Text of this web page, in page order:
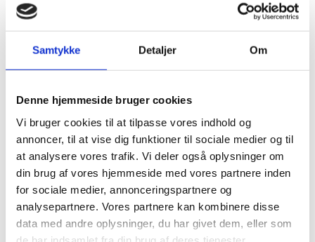
Samtykke Detaljer Om
Denne hjemmeside bruger cookies
Vi bruger cookies til at tilpasse vores indhold og
annoncer, til at vise dig funktioner til sociale medier og til
at analysere vores trafik. Vi deler også oplysninger om
din brug af vores hjemmeside med vores partnere inden
for sociale medier, annonceringspartnere og
analysepartnere. Vores partnere kan kombinere disse
data med andre oplysninger, du har givet dem, eller som
Friluftsliv
Gourmet
Jagttegn
Ridning
Sammenspil
Spejderliv
Undervisning
9. & 10. klasse
Dialogisk undervisning
Pædagogisk Praksis
Skolelivet
Hverdagen